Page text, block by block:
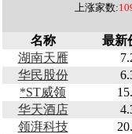
上涨家数:
名称 最新
湖南天雁
华民股份
*ST威领
华天酒店
领湃科技